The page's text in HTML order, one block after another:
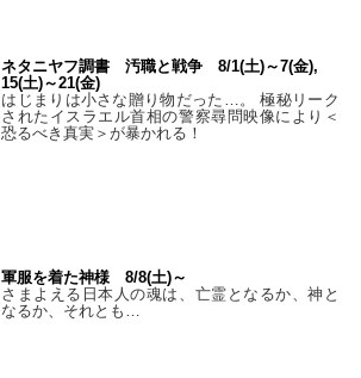
ネタニヤフ調書 汚職と戦争 8/1(土)～7(金),
15(土)～21(金)
はじまりは小さな贈り物だった…。 極秘リーク
されたイスラエル首相の警察尋問映像により＜
恐るべき真実＞が暴かれる！
軍服を着た神様 8/8(土)～
さまよえる日本人の魂は、亡霊となるか、神と
なるか、それとも…